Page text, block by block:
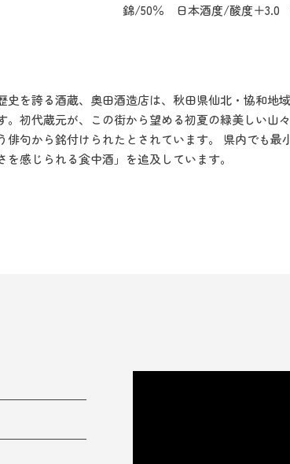
錦/50％ 日本酒度/酸度＋3.0
史を誇る酒蔵、奥田酒造店は、秋田県仙北・協和地
。初代蔵元が、この街から望める初夏の緑美しい山
句から銘付けられたとされています。 県内でも最
感じられる食中酒」を追及しています。